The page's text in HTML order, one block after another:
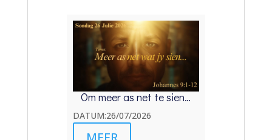
Om meer as net te sien…
DATUM:26/07/2026